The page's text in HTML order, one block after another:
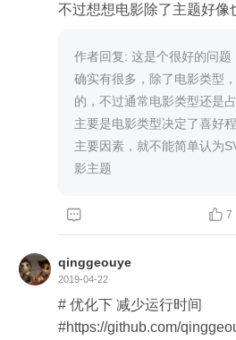
不过想想电影除了主题好像
作者回复: 这是个很好的问
确实有很多，除了电影类型
的，不过通常电影类型还是
主要是电影类型决定了喜好
主要因素，就不能简单认为
影主题
  7
qinggeouye
2019-04-22
# 优化下 减少运行时间
#https://github.com/